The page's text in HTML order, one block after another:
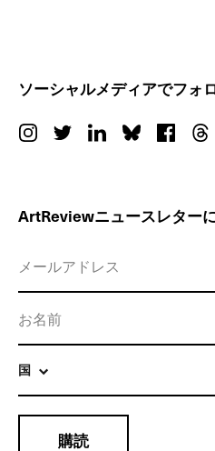
ソーシャルメディアでフォ
ArtReviewニュースレター
国
購読